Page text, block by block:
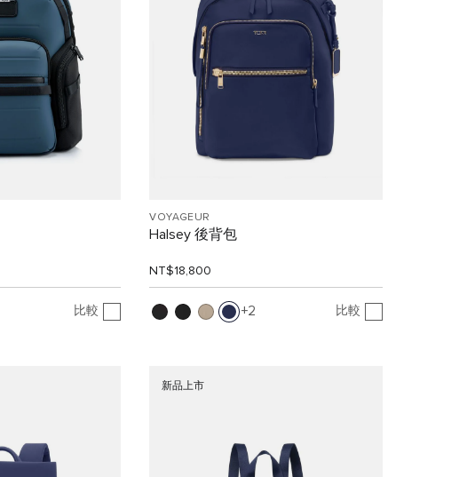
比較
VOYAGEUR
Halsey 後背包
NT$18,800
2 比較
新品上市